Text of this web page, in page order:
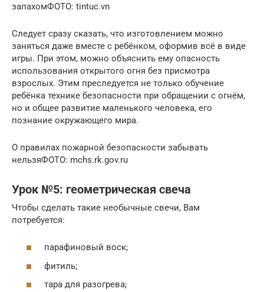
запахомФОТО: tintuc.vn
Следует сразу сказать, что изготовлением можно
заняться даже вместе с ребёнком, оформив всё в виде
игры. При этом, можно объяснить ему опасность
использования открытого огня без присмотра
взрослых. Этим преследуется не только обучение
ребёнка технике безопасности при обращении с огнём,
но и общее развитие маленького человека, его
познание окружающего мира.
О правилах пожарной безопасности забывать
нельзяФОТО: mchs.rk.gov.ru
Урок №5: геометрическая свеча
Чтобы сделать такие необычные свечи, Вам
потребуется:
парафиновый воск;
фитиль;
тара для разогрева;